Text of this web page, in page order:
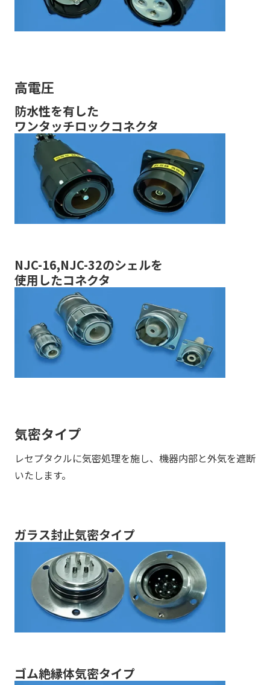
高電圧
防水性を有した
ワンタッチロックコネクタ
NJC-16,NJC-32のシェルを
使用したコネクタ
気密タイプ
レセプタクルに気密処理を施し、機器内部と外気を遮断
いたします。
ガラス封止気密タイプ
ゴム絶縁体気密タイプ